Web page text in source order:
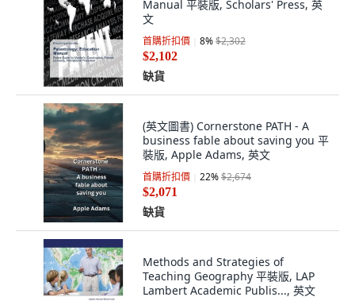
Manual 平裝版, Scholars' Press, 英
文
首購折扣價 8%$2,302
$2,102
缺貨
(英文圖書) Cornerstone PATH - A
business fable about saving you 平
裝版, Apple Adams, 英文
首購折扣價 22%$2,674
$2,071
缺貨
Methods and Strategies of
Teaching Geography 平裝版, LAP
Lambert Academic Publis..., 英文